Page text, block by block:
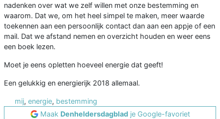
nadenken over wat we zelf willen met onze bestemming en
waarom. Dat we, om het heel simpel te maken, meer waarde
toekennen aan een persoonlijk contact dan aan een appje of een
mail. Dat we afstand nemen en overzicht houden en weer eens
een boek lezen.
Moet je eens opletten hoeveel energie dat geeft!
Een gelukkig en energierijk 2018 allemaal.
mij, energie, bestemming
Maak Denheldersdagbladje Google-favoriet